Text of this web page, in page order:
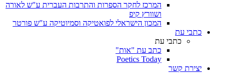
המרכז לחקר הספרות והתרבות העברית ע"ש לאורה
ושוורץ קיפ
המכון הישראלי לפואטיקה וסמיוטיקה ע"ש פורטר
כתבי עת
כתבי עת
כתב עת "אות"
Poetics Today
יצירת קשר